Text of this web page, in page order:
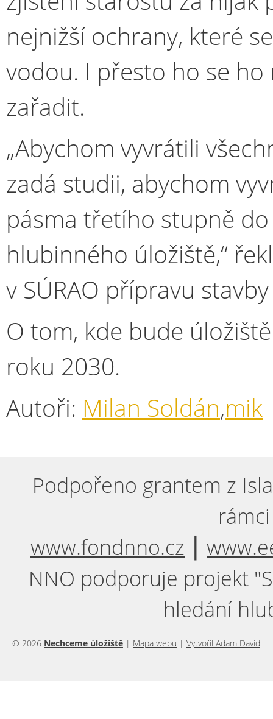
nejnižší ochrany, které
vodou. I přesto ho se
zařadit.
„Abychom vyvrátili
zadá studii, abychom
pásma třetího stupně
hlubinného úložiště,“
v SÚRAO přípravu
O tom, kde bude
roku 2030.
Autoři: Milan Soldán,mik
Podpořeno grantem z
www.fondnno.cz
NNO podporuje projekt
hledání
© 2026 Nechceme úložiště | Mapa webu | Vytvořil Adam David